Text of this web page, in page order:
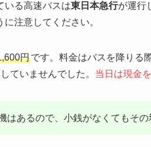
いる高速バスは東日本急行が運行
注意してください。
円です。料金はバスを降りる
ていませんでした。 当日は現金
はあるので、小銭がなくてもそ